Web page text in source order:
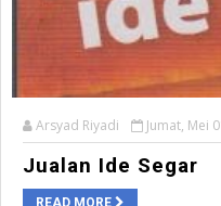
Arsyad Riyadi Jumat, Mei
Jualan Ide Segar
READ MORE